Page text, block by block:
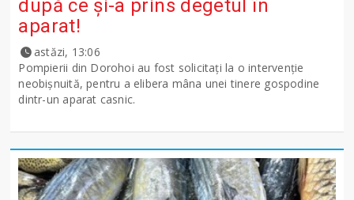
după ce și-a prins degetul în
aparat!
astăzi, 13:06
Pompierii din Dorohoi au fost solicitați la o intervenție
neobișnuită, pentru a elibera mâna unei tinere gospodine
dintr-un aparat casnic.